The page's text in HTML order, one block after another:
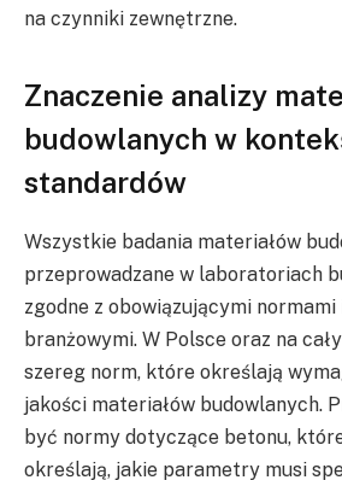
na czynniki zewnętrzne.
Znaczenie analizy
budowlanych w
standardów
Wszystkie badania materiałów
przeprowadzane w laboratoriach
zgodne z obowiązującymi
branżowymi. W Polsce oraz na
szereg norm, które określają
jakości materiałów budowlanych.
być normy dotyczące betonu,
określają, jakie parametry musi